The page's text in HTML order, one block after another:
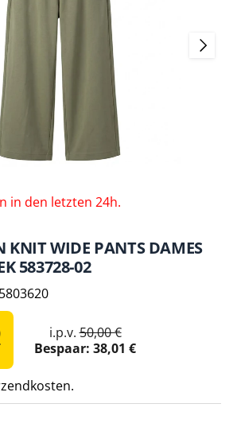
in den letzten 24h.
KNIT WIDE PANTS DAMES
583728-02
i.p.v.50,00 €
Bespaar: 38,01 €